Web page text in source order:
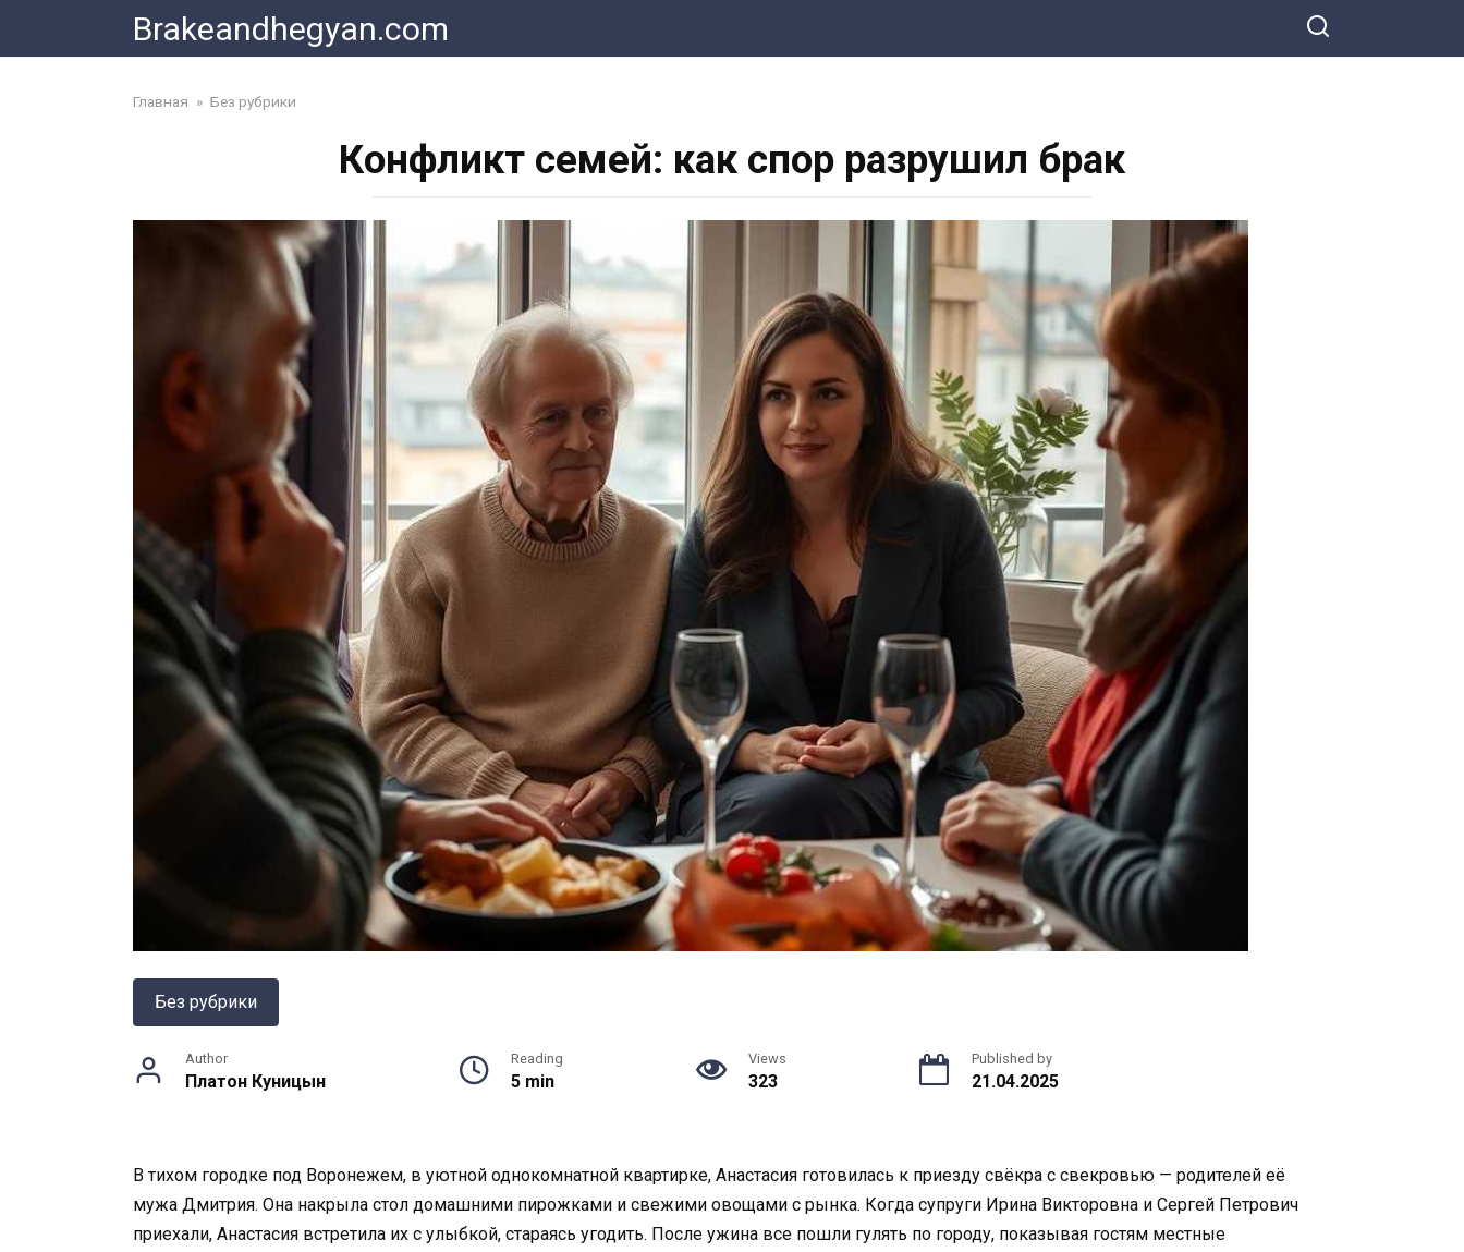
content
Brakeandhegyan.com
Главная » Без рубрики
Конфликт семей: как спор разрушил брак
Без рубрики
Author
Платон Куницын
Reading
5 min
Views
323
Published by
21.04.2025
В тихом городке под Воронежем, в уютной однокомнатной квартирке, Анастасия готовилась к приезду свёкра с свекровью — родителей её
мужа Дмитрия. Она накрыла стол домашними пирожками и свежими овощами с рынка. Когда супруги Ирина Викторовна и Сергей Петрович
приехали, Анастасия встретила их с улыбкой, стараясь угодить. После ужина все пошли гулять по городу, показывая гостям местные